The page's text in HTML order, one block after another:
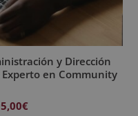
y Dirección
Experto en Community
€